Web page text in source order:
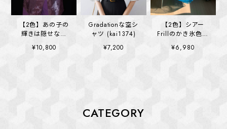
【2色】あの子の
輝きは隠せない
cloudy time
(kai1395)
¥10,800
Gradationな空シ
ャツ (kai1374)
¥7,200
【2色】シアー
Frillのかき氷色ワ
ンピース
(kai1364)
¥6,980
CATEGORY